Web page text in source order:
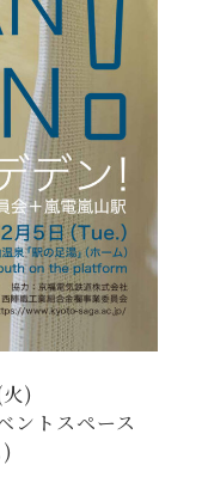
)
ントスペース